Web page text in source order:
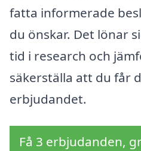
fatta informerade
du önskar. Det lönar
tid i research och
säkerställa att du får
erbjudandet.
Få 3 erbjudanden,